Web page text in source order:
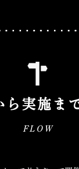
ら実施ま
FLOW